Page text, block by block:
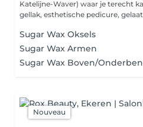
Katelijne-Waver) waar je terecht
gellak, esthetische pedicure,
Sugar Wax Oksels
Sugar Wax Armen
Sugar Wax Boven/
Nouveau